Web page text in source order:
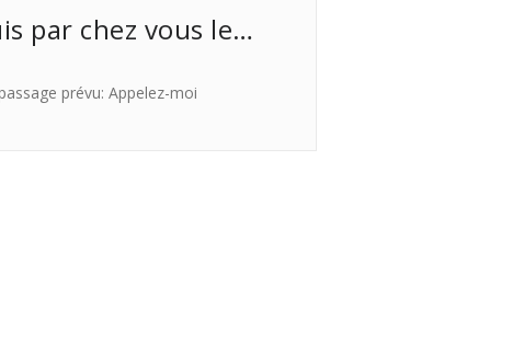
par chez vous le…
prévu: Appelez-moi